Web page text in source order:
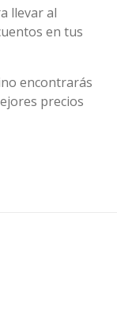
llevar al
en tus
encontrarás
precios